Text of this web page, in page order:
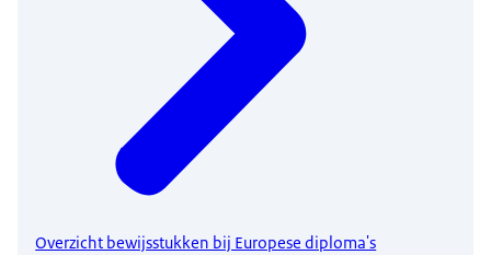
Overzicht bewijsstukken bij Europese diploma's